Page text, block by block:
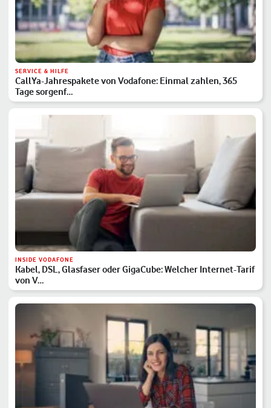
SERVICE & HILFE
CallYa-Jahrespakete von Vodafone: Einmal zahlen, 365
Tage sorgenf…
INSIDE VODAFONE
Kabel, DSL, Glasfaser oder GigaCube: Welcher Internet-Tarif
von V…